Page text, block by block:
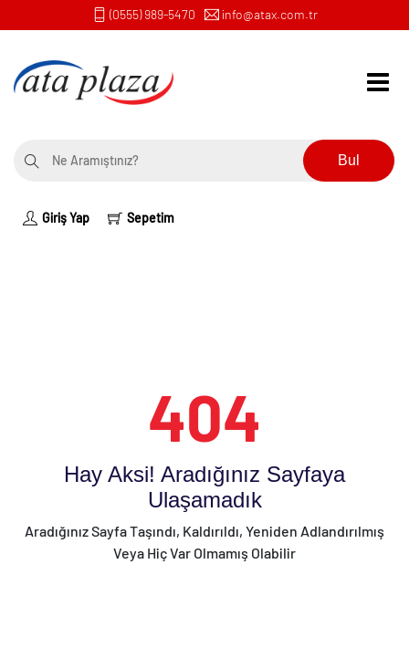
(0555) 989-5470 info@atax.com.tr
Bul
Giriş Yap Sepetim
404
Hay Aksi! Aradığınız Sayfaya
Ulaşamadık
Aradığınız Sayfa Taşındı, Kaldırıldı, Yeniden Adlandırılmış
Veya Hiç Var Olmamış Olabilir